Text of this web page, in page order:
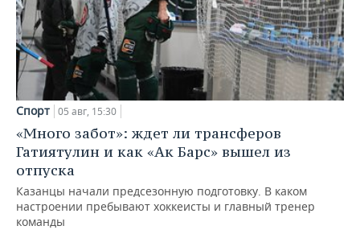
Спорт 05 авг, 15:30
«Много забот»: ждет ли трансферов
Гатиятулин и как «Ак Барс» вышел из
отпуска
Казанцы начали предсезонную подготовку. В каком
настроении пребывают хоккеисты и главный тренер
команды